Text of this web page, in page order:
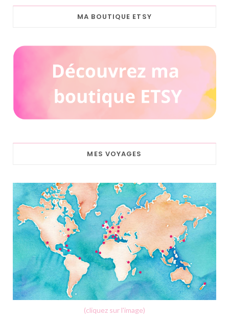
MA BOUTIQUE ETSY
MES VOYAGES
(cliquez sur l'image)